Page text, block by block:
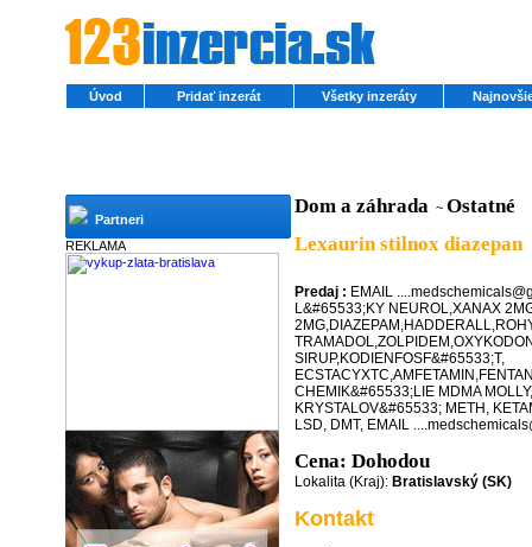
Úvod Pridať inzerát Všetky inzeráty
Partneri
REKLAMA
Dom a záhrada ~ Ostatné
Lexaurin stilnox diazepan
Predaj : EMAIL
L&#65533;KY NEUROL,XANAX
SIRUP,KODIENFOSF&#65533;T,
CHEMIK&#65533;LIE MDMA
KRYSTALOV&#65533; METH,
LSD, DMT, EMAIL
Cena: Dohodou
Lokalita (Kraj): Bratislavský (SK)
Kontakt